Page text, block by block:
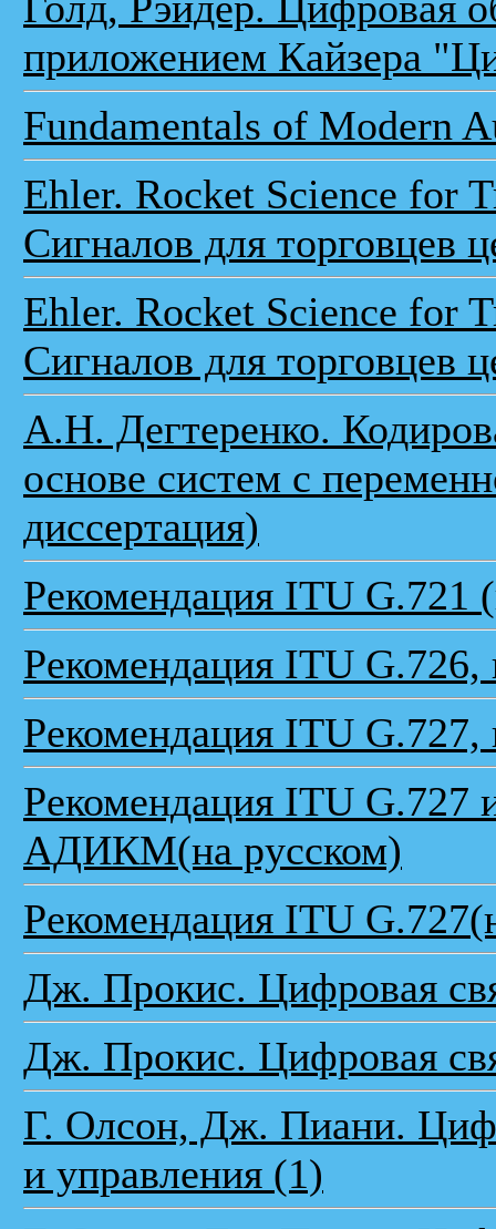
приложением Кайзера
Fundamentals of Modern
Ehler. Rocket Science for
Сигналов для торговцев
Ehler. Rocket Science for
Сигналов для торговцев
А.Н. Дегтеренко.
основе систем с
диссертация)
Рекомендация ITU G.721
Рекомендация ITU
Рекомендация ITU
Рекомендация ITU G.727
АДИКМ(на русском)
Рекомендация ITU
Дж. Прокис. Цифровая
Дж. Прокис. Цифровая
Г. Олсон, Дж. Пиани.
и управления (1)